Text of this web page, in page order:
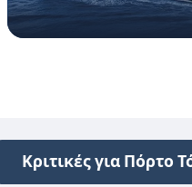
Κριτικές για Πόρτο